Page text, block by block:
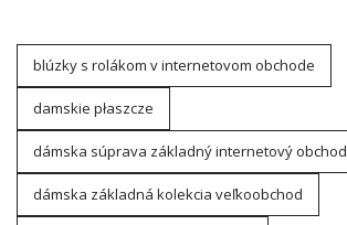
blúzky s rolákom v internetovom obchode
damskie płaszcze
dámska súprava základný internetový obchod
dámska základná kolekcia veľkoobchod